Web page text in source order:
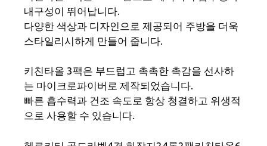
내구성이 뛰어납니다.
다양한 색상과 디자인으로 제공되어 주방을 더욱
스타일리시하게 만들어 줍니다.
키친타올 3팩은 부드럽고 촉촉한 촉감을 선사하
는 마이크로파이버로 제작되었습니다.
빠른 흡수력과 건조 속도로 항상 청결하고 위생적
으로 사용할 수 있습니다.